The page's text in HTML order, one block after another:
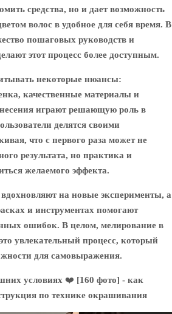
средства, но и дает возможность
волос в удобное для себя время. В
пошаговых руководств и
этот процесс более доступным.
некоторые нюансы:
качественные материалы и
играют решающую роль в
делятся своими
что с первого раза может не
результата, но практика и
желаемого эффекта.
на новые эксперименты, а
и инструментах помогают
ошибок. В целом, мелирование в
увлекательный процесс, который
для самовыражения.